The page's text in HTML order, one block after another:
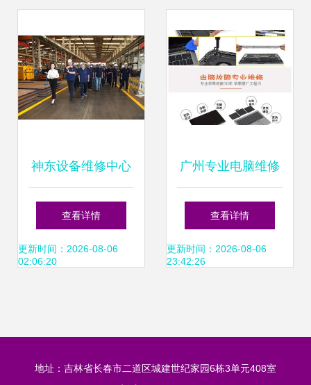
神东设备维修中心
二厂 以345成果展
示活动筑牢安防工
查看详情
更新时间：2026-08-06
02:06:20
广州专业电脑维修
服务 组装、维修、
数据恢复与系统安
查看详情
更新时间：2026-08-06
23:42:26
地址：吉林省长春市二道区城建世纪家园6栋3单元408室